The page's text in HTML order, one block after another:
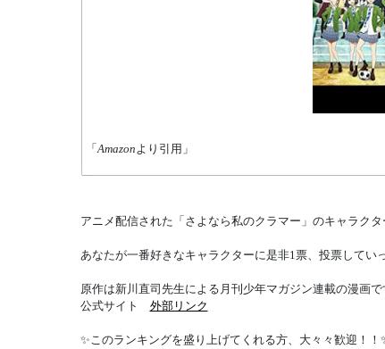
「Amazonより引用」
アニメ配信された「さよなら私のクラマー」のキャラクタ
あなたが一番好きなキャラクターに是非1票、投票していっ
原作は新川直司先生による月刊少年マガジン連載の漫画で
公式サイト 外部リンク
✨このランキングを盛り上げてくれる方、大々々歓迎！！